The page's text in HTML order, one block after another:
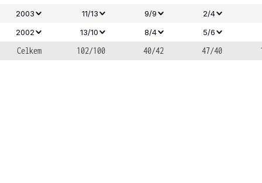
2003
11/13 9/9
2/4
2002
13/10 8/4 5/6
Celkem 102/100 40/42 47/40